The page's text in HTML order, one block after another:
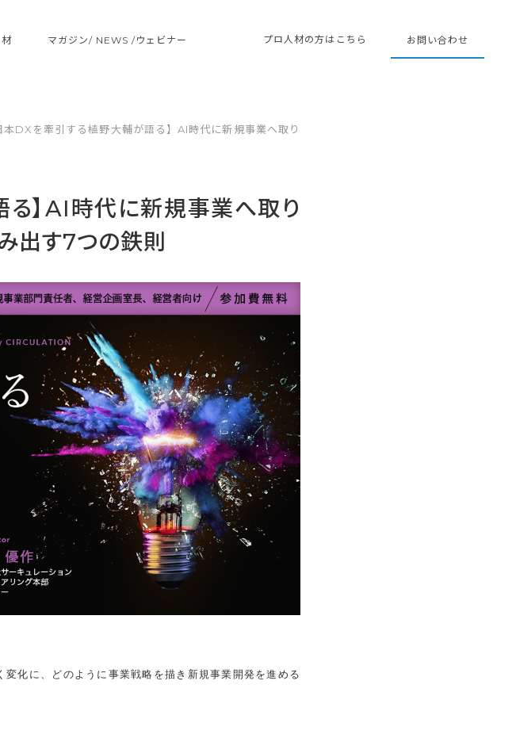
マガジン/ NEWS /ウェビナー プロ人材の方はこちら お問い合わせ
本DXを牽引する植野大輔が語る】AI時代に新規事業へ取り
る】AI時代に新規事業へ取り
出す7つの鉄則
化に、どのように事業戦略を描き新規事業開発を進める